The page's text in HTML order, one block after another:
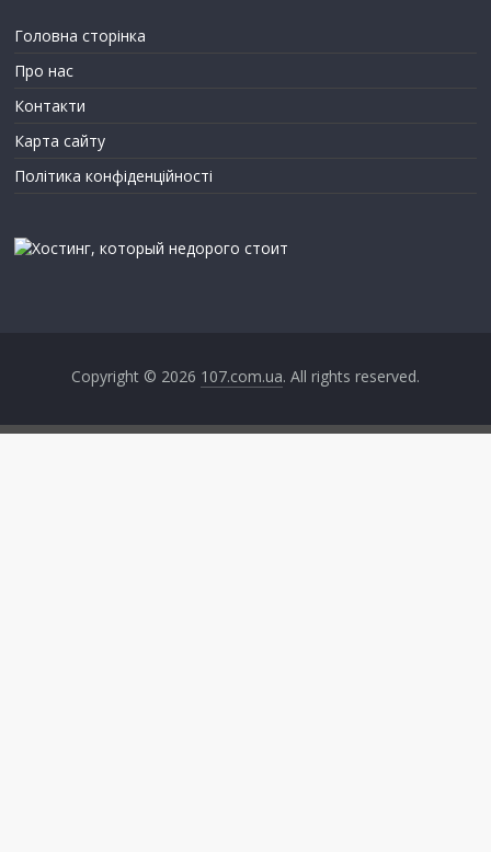
Головна сторінка
Про нас
Контакти
Карта сайту
Політика конфіденційності
Copyright © 2026 107.com.ua. All rights reserved.